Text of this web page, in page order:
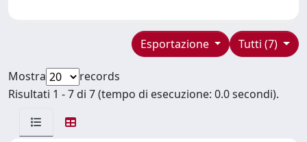
Tutti (7)
Esportazione
Mostra
records
Risultati 1 - 7 di 7 (tempo di esecuzione: 0.0 secondi).